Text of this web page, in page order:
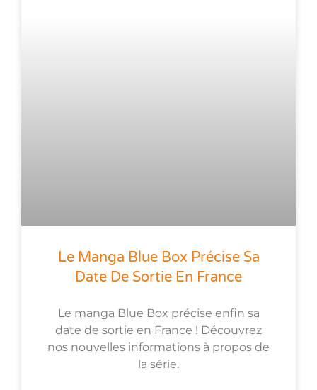
Le Manga Blue Box Précise Sa
Date De Sortie En France
Le manga Blue Box précise enfin sa
date de sortie en France ! Découvrez
nos nouvelles informations à propos de
la série.